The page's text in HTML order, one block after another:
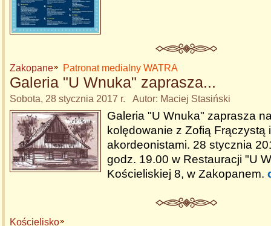
Zakopane Patronat medialny WATRA
Galeria "U Wnuka" zaprasza...
Sobota, 28 stycznia 2017 r. Autor: Maciej Stasiński
Galeria "U Wnuka" zaprasza
kolędowanie z Zofią Frączystą
akordeonistami. 28 stycznia
godz. 19.00 w Restauracji "U
Kościeliskiej 8, w Zakopanem.
Kościelisko